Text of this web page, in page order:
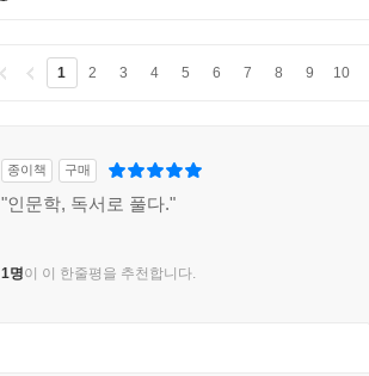
1 2 3 4 5 6 7 8 9 10
종이책 구매
"인문학, 독서로 풀다."
1명이 이 한줄평을 추천합니다.